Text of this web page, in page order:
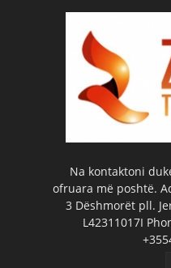
Na kontaktoni
ofruara më poshtë.
3 Dëshmorët pll.
L42311017I